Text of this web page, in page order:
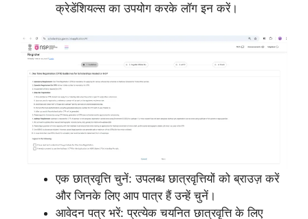
क्रेडेंशियल्स का उपयोग करके लॉग इन करें।
एक छात्रवृत्ति चुनें: उपलब्ध छात्रवृत्तियों को ब्राउज़ करें
और जिनके लिए आप पात्र हैं उन्हें चुनें।
आवेदन पत्र भरें: प्रत्येक चयनित छात्रवृत्ति के लिए